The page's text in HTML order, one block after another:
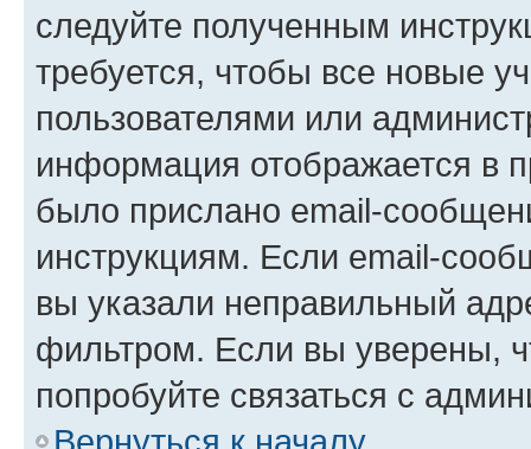
следуйте полученным
требуется, чтобы все новые
пользователями или
информация отображается в
было прислано email-
инструкциям. Если email-
вы указали неправильный
фильтром. Если вы уверены,
попробуйте связаться с
Вернуться к началу